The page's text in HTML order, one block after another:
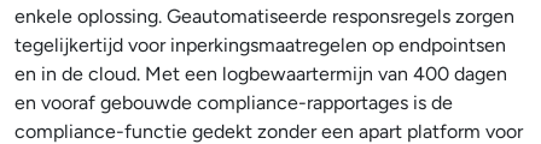
enkele oplossing. Geautomatiseerde responsregels zorgen
tegelijkertijd voor inperkingsmaatregelen op endpointsen
en in de cloud. Met een logbewaartermijn van 400 dagen
en vooraf gebouwde compliance-rapportages is de
compliance-functie gedekt zonder een apart platform voor